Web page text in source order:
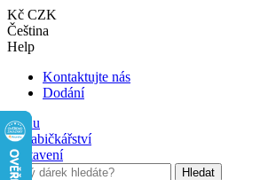
Kč CZK
Čeština
Help
Kontaktujte nás
Dodání
Menu
Nastavení
Hledat